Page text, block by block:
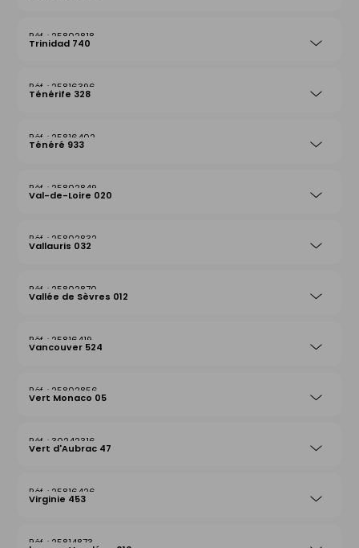
25802818
Trinidad 740
25816396
Ténérife 328
25816402
Ténéré 933
25802849
Val-de-Loire 020
25802832
Vallauris 032
25802870
Vallée de Sèvres 012
25816419
Vancouver 524
25802856
Vert Monaco 05
30242316
Vert d'Aubrac 47
25816426
Virginie 453
25814873